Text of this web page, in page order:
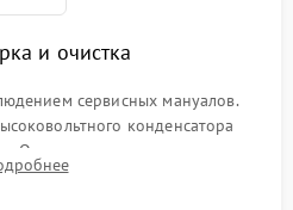
и очистка
сервисных мануалов.
конденсатора
Очистка внутренних узлов от
с помощью спецсредств.